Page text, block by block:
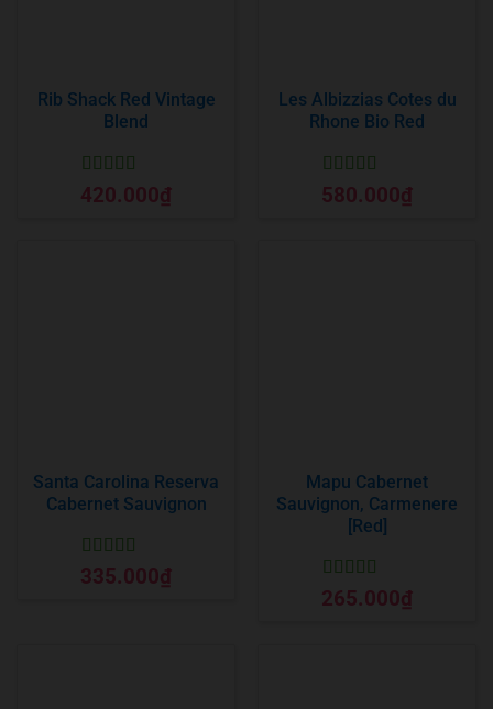
Rib Shack Red Vintage
Blend
Được xếp
hạng55 sao
420.000₫
Les Albizzias Cotes du
Rhone Bio Red
Được xếp
hạng55 sao
580.000₫
Santa Carolina Reserva
Cabernet Sauvignon
Được xếp
hạng55 sao
335.000₫
Mapu Cabernet
Sauvignon, Carmenere
[Red]
Được xếp
hạng55 sao
265.000₫